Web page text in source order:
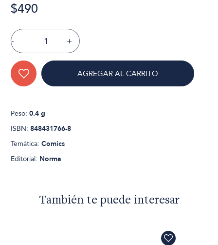
$490
- +
AGREGAR AL CARRITO
Peso:0.4 g
ISBN:848431766-8
Temática:Comics
Editorial: Norma
También te puede interesar